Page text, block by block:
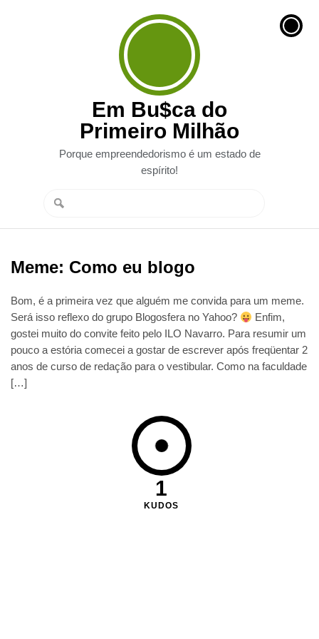
Em Bu$ca do
Primeiro Milhão
Porque empreendedorismo é um estado de
espírito!
Meme: Como eu blogo
Bom, é a primeira vez que alguém me convida para um meme.
Será isso reflexo do grupo Blogosfera no Yahoo?
Enfim,
gostei muito do convite feito pelo ILO Navarro. Para resumir um
pouco a estória comecei a gostar de escrever após freqüentar 2
anos de curso de redação para o vestibular. Como na faculdade
[…]
1
KUDOS